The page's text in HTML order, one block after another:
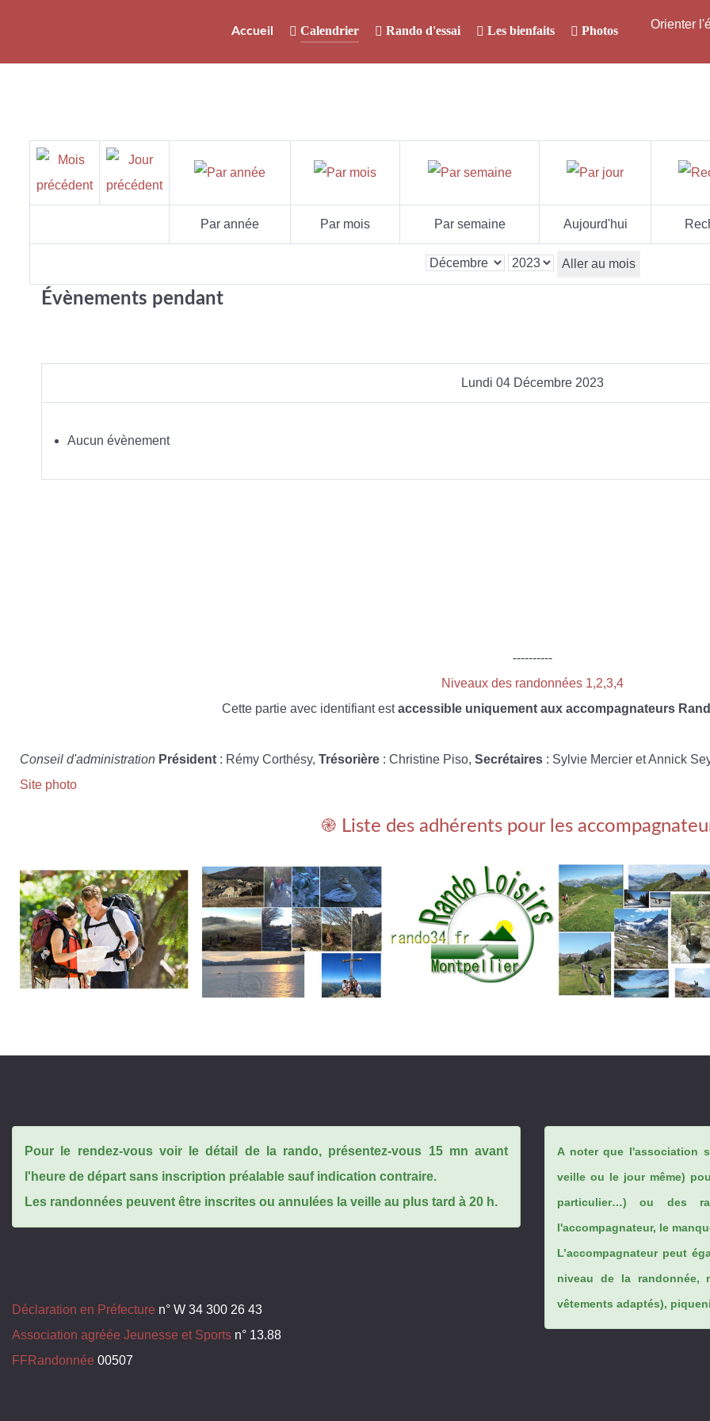
Accueil Calendrier Rando d'essai Les bienfaits Photos Orienter
Par année Par mois Par semaine Aujourd'hui
Aller au mois
Évènements pendant
Lundi 04 Décembre 2023
Aucun évènement
----------
Niveaux des randonnées 1,2,3,4
Cette partie avec identifiant estaccessible uniquement aux accompagnateurs
Conseil d'administration Président : Rémy Corthésy, Trésorière : Christine Piso, Secrétaires : Sylvie Mercier et Annick
Site photo
֎ Liste des adhérents pour les
Pour le rendez-vous voir le détail de la rando, présentez-vous 15 mn avant
l'heure de départ sans inscription préalable sauf indication contraire.
Les randonnées peuvent être inscrites ou annulées la veille au plus tard à 20 h.
Déclaration en Préfecture n° W 34 300 26 43
Association agréée Jeunesse et Sports n° 13.88
FFRandonnée 00507
A noter que l'association
veille ou le jour même)
particulier…) ou des
l'accompagnateur, le
L’accompagnateur peut
niveau de la randonnée,
vêtements adaptés),